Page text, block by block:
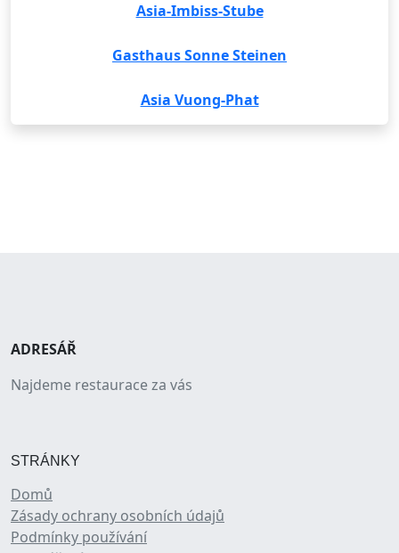
Asia-Imbiss-Stube
Gasthaus Sonne Steinen
Asia Vuong-Phat
ADRESÁŘ
Najdeme restaurace za vás
STRÁNKY
Domů
Zásady ochrany osobních údajů
Podmínky používání